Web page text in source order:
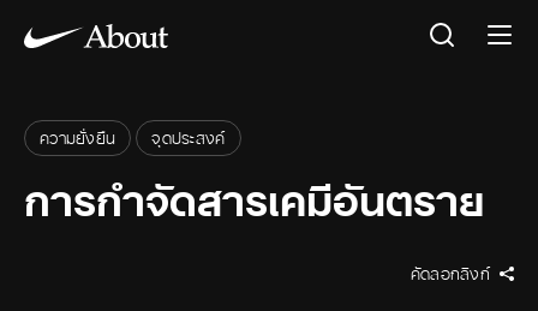
ความยั่งยืน จุดประสงค์
การกำจัดสารเคมีอันตราย
คัดลอกลิงก์